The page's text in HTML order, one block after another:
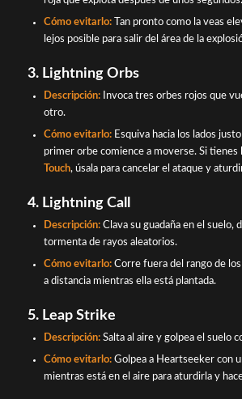
Cómo evitarlo:Tan pronto como la veas
lejos posible para salir del área de la
3. Lightning Orbs
Descripción:Invoca tres orbes rojos que
otro.
Cómo evitarlo:Esquiva hacia los lados
primer orbe comience a moverse. Si tienes
Touch, úsala para cancelar el ataque y
4. Lightning Call
Descripción:Clava su guadaña en el suelo,
tormenta de rayos aleatorios.
Cómo evitarlo:Corre fuera del rango de los
a distancia mientras ella está plantada.
5. Leap Strike
Descripción:Salta al aire y golpea el suelo
Cómo evitarlo:Golpea a Heartseeker con
mientras está en el aire para aturdirla y